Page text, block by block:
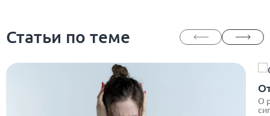
Статьи по теме
О